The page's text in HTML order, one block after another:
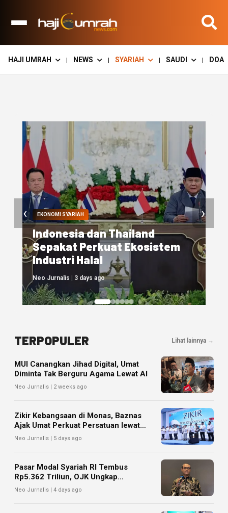
HAJI UMRAH | NEWS | SYARIAH | SAUDI | DOA
EKONOMI SYARIAH
Pasar Modal Syariah RI Tembus
Rp5.362 Triliun, OJK Ungkap
Prospeknya
Neo Jurnalis | 4 days ago
‹ ›
TERPOPULER Lihat lainnya →
MUI Canangkan Jihad Digital, Umat
Diminta Tak Berguru Agama Lewat AI
Neo Jurnalis | 2 weeks ago
Zikir Kebangsaan di Monas, Baznas
Ajak Umat Perkuat Persatuan lewat
Gerakan Zakat
Neo Jurnalis | 5 days ago
Pasar Modal Syariah RI Tembus
Rp5.362 Triliun, OJK Ungkap
Prospeknya
Neo Jurnalis | 4 days ago